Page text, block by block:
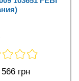
566 грн